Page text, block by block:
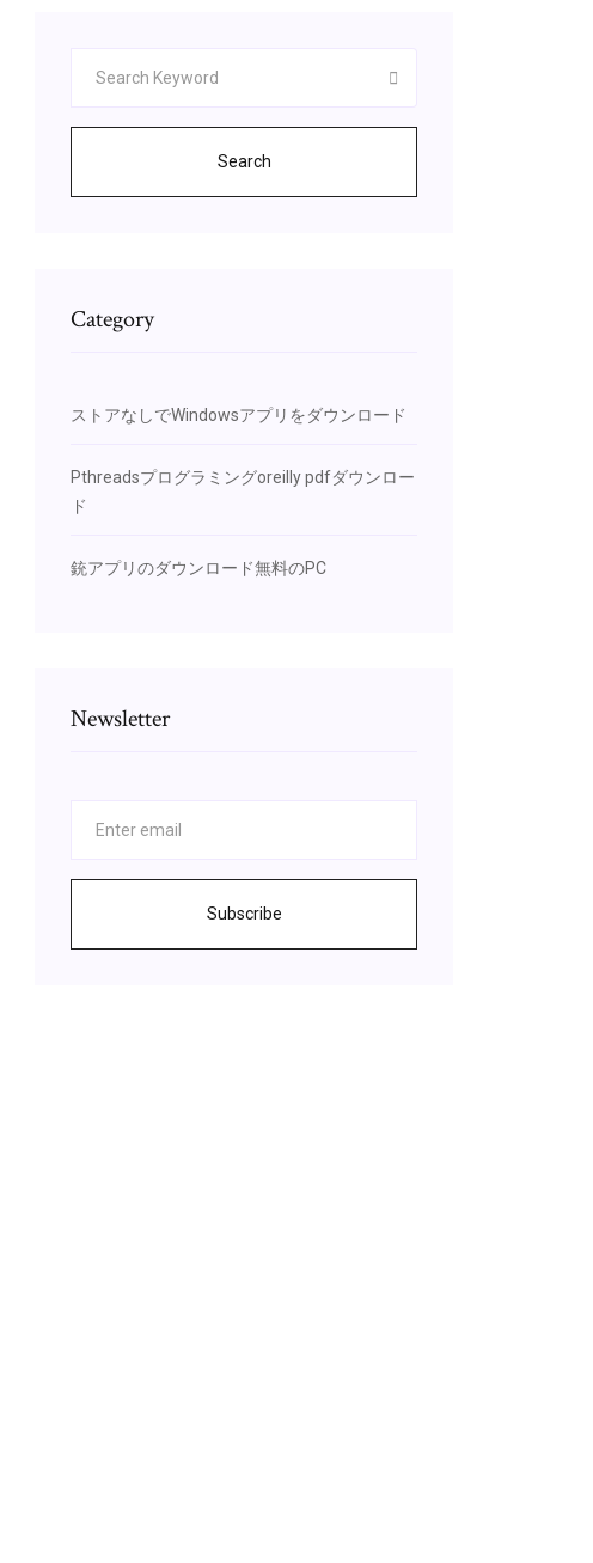
Search
Category
ストアなしでWindowsアプリをダウンロード
Pthreadsプログラミングoreilly pdfダウンロー
ド
銃アプリのダウンロード無料のPC
Newsletter
Subscribe